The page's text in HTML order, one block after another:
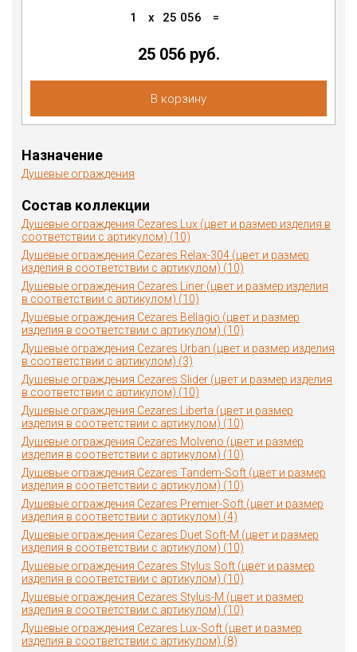
1 x 25 056 =
25 056 руб.
В корзину
Назначение
Душевые ограждения
Состав коллекции
Душевые ограждения Cezares Lux (цвет и размер изделия в
соответствии с артикулом) (10)
Душевые ограждения Cezares Relax-304 (цвет и размер
изделия в соответствии с артикулом) (10)
Душевые ограждения Cezares Liner (цвет и размер изделия
в соответствии с артикулом) (10)
Душевые ограждения Cezares Bellagio (цвет и размер
изделия в соответствии с артикулом) (10)
Душевые ограждения Cezares Urban (цвет и размер изделия
в соответствии с артикулом) (3)
Душевые ограждения Cezares Slider (цвет и размер изделия
в соответствии с артикулом) (10)
Душевые ограждения Cezares Liberta (цвет и размер
изделия в соответствии с артикулом) (10)
Душевые ограждения Cezares Molveno (цвет и размер
изделия в соответствии с артикулом) (10)
Душевые ограждения Cezares Tandem-Soft (цвет и размер
изделия в соответствии с артикулом) (10)
Душевые ограждения Cezares Premier-Soft (цвет и размер
изделия в соответствии с артикулом) (4)
Душевые ограждения Cezares Duet Soft-M (цвет и размер
изделия в соответствии с артикулом) (10)
Душевые ограждения Cezares Stylus Soft (цвет и размер
изделия в соответствии с артикулом) (10)
Душевые ограждения Cezares Stylus-M (цвет и размер
изделия в соответствии с артикулом) (10)
Душевые ограждения Cezares Lux-Soft (цвет и размер
изделия в соответствии с артикулом) (8)